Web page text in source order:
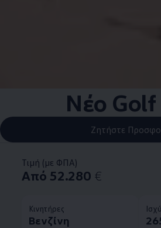
Nέο Golf
Ζητήστε
Τιμή (με ΦΠΑ)
Από 52.280 €
Κινητήρες
Βενζίνη